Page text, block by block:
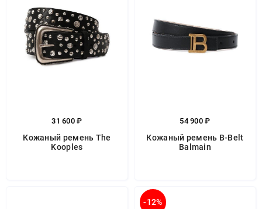
31 600 ₽
Кожаный ремень The
Kooples
54 900 ₽
Кожаный ремень B-Belt
Balmain
-12%